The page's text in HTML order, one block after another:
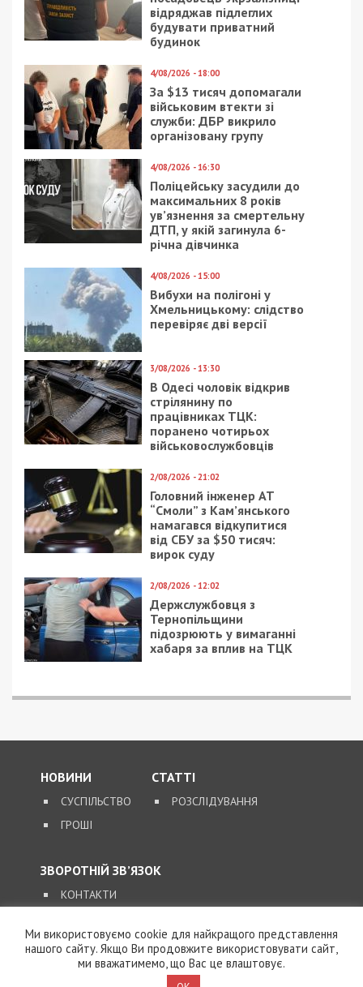
20/09/2020 - 20:38
“Слугам” закон не
писан: Зе-партия
провела съезд в
университете вопреки
запрету
Минобразования
19/11/2018 - 11:50
запретить продажу
алкоголя в жилых
домах
8/08/2026 - 13:00
Військовослужбовець і троє цивільних заробляли на
незаконному вивезенні бійців із військових частин
на Дніпропетровщині
психлікарні за $6500
психіатричний діагноз
військового обліку
«списав» понад 1500
сліди
5/08/2026 - 21:31
Представився
Ми використовуємо cookie для найкращого представлення
нашого сайту. Якщо Ви продовжите використовувати сайт,
ми вважатимемо, що Вас це влаштовує.